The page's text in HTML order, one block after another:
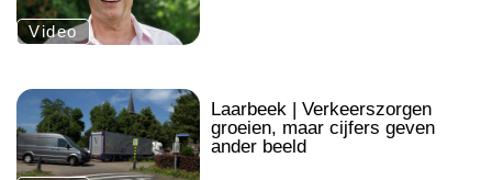
Video
.
Laarbeek | Verkeerszorgen
groeien, maar cijfers geven
ander beeld